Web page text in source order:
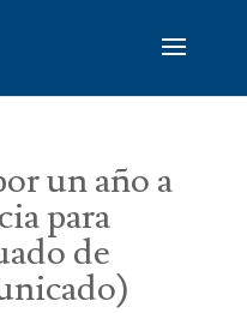
un año a
para
de